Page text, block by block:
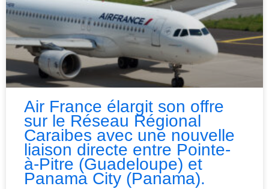
Air France élargit son offre
sur le Réseau Régional
Caraibes avec une nouvelle
liaison directe entre Pointe-
à-Pitre (Guadeloupe) et
Panama City (Panama).